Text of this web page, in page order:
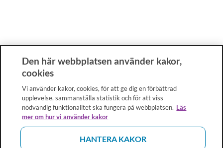
Den här webbplatsen använder kakor,
cookies
Vi använder kakor, cookies, för att ge dig en förbättrad
upplevelse, sammanställa statistik och för att viss
nödvändig funktionalitet ska fungera på webbplatsen. Läs
mer om hur vi använder kakor
HANTERA KAKOR